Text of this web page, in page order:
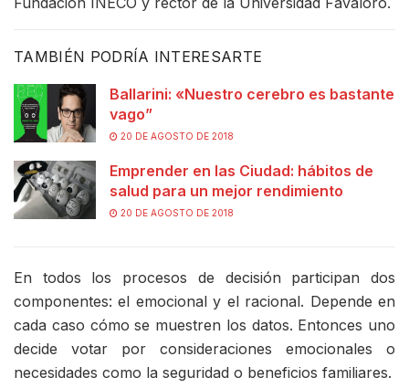
TAMBIÉN PODRÍA INTERESARTE
Ballarini: «Nuestro cerebro es bastante
vago”
20 DE AGOSTO DE 2018
Emprender en las Ciudad: hábitos de
salud para un mejor rendimiento
20 DE AGOSTO DE 2018
En todos los procesos de decisión participan dos
componentes: el emocional y el racional. Depende en
cada caso cómo se muestren los datos. Entonces uno
decide votar por consideraciones emocionales o
necesidades como la seguridad o beneficios familiares.